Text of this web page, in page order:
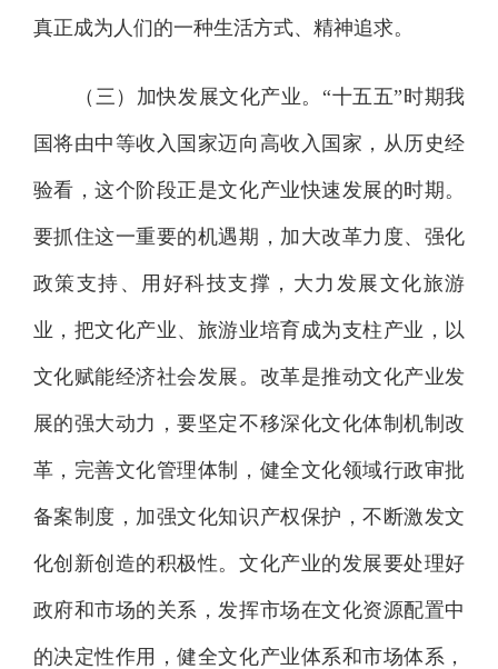
真正成为人们的一种生活方式、精神追求。
（三）加快发展文化产业。“十五五”时期我
国将由中等收入国家迈向高收入国家，从历史经
验看，这个阶段正是文化产业快速发展的时期。
要抓住这一重要的机遇期，加大改革力度、强化
政策支持、用好科技支撑，大力发展文化旅游
业，把文化产业、旅游业培育成为支柱产业，以
文化赋能经济社会发展。改革是推动文化产业发
展的强大动力，要坚定不移深化文化体制机制改
革，完善文化管理体制，健全文化领域行政审批
备案制度，加强文化知识产权保护，不断激发文
化创新创造的积极性。文化产业的发展要处理好
政府和市场的关系，发挥市场在文化资源配置中
的决定性作用，健全文化产业体系和市场体系，